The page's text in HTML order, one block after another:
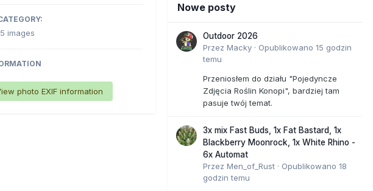
images
photo EXIF information
Nowe posty
Outdoor 2026
Przez Macky · Opublikowano 15 godzin
temu
Przeniosłem do działu "Pojedyncze
Zdjęcia Roślin Konopi", bardziej tam
pasuje twój temat.
3x mix Fast Buds, 1x Fat Bastard, 1x
Blackberry Moonrock, 1x White Rhino -
6x Automat
Przez Men_of_Rust · Opublikowano 18
godzin temu